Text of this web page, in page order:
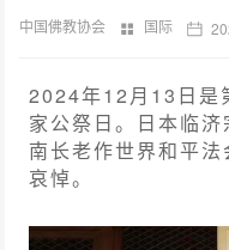
中国佛教协会 国际
2024年12月13日是
家公祭日。日本临
南长老作世界和平
哀悼。